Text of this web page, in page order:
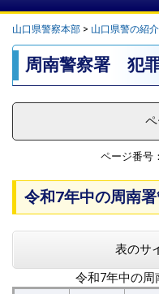
山口県警察本部 > 山口県警の紹介
本
周南警察署 犯
ページ番号
令和7年中の周南
表のサ
令和7年中の周